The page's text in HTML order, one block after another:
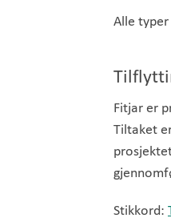
Alle
Fitjar er
Tiltaket
Stikkord: